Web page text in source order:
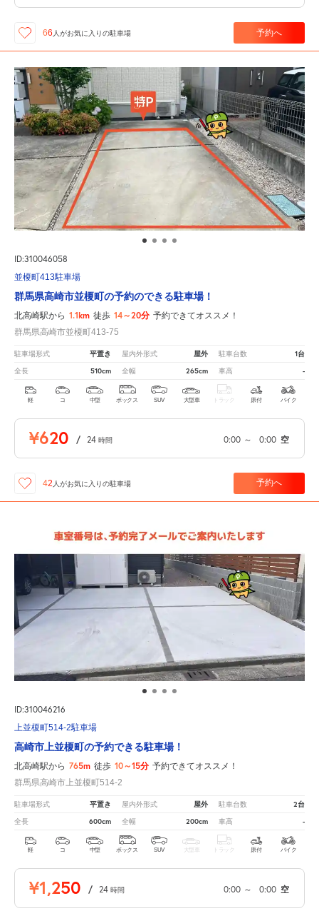
66 人がお気に入りの駐車場 予約へ
ID:310046058
並榎町413駐車場
群馬県高崎市並榎町の予約のできる駐車場！
北高崎駅から 1.1km 徒歩 14～20分 予約できてオススメ！
群馬県高崎市並榎町413-75
駐車場形式 平置き 屋内外形式 屋外 駐車台数 1台
全長 510cm 全幅 265cm 車高 -
軽 コ 中型 ボックス SUV 大型車 トラック 原付 バイク
¥620 / 24 時間 0:00 ～ 0:00 空
42 人がお気に入りの駐車場 予約へ
ID:310046216
上並榎町514-2駐車場
高崎市上並榎町の予約できる駐車場！
北高崎駅から 765m 徒歩 10～15分 予約できてオススメ！
群馬県高崎市上並榎町514-2
駐車場形式 平置き 屋内外形式 屋外 駐車台数 2台
全長 600cm 全幅 200cm 車高 -
軽 コ 中型 ボックス SUV 大型車 トラック 原付 バイク
¥1,250 / 24 時間 0:00 ～ 0:00 空